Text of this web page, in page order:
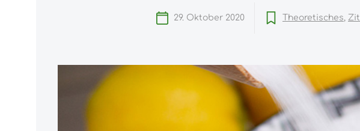
29. Oktober 2020 Theoretisches